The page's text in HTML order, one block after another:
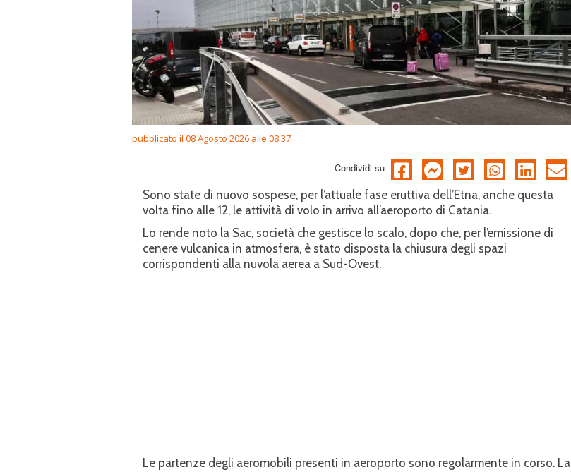
pubblicato il 08 Agosto 2026 alle 08.37
Condividi su
Sono state di nuovo sospese, per l’attuale fase eruttiva dell’Etna, anche questa
volta fino alle 12, le attività di volo in arrivo all’aeroporto di Catania.
Lo rende noto la Sac, società che gestisce lo scalo, dopo che, per l’emissione di
cenere vulcanica in atmosfera, è stato disposta la chiusura degli spazi
corrispondenti alla nuvola aerea a Sud-Ovest.
Le partenze degli aeromobili presenti in aeroporto sono regolarmente in corso. La